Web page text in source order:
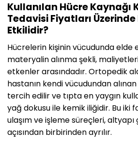
Kullanılan Hücre Kaynağı
Tedavisi Fiyatları
Etkilidir?
Hücrelerin kişinin vücudunda elde
materyalin alınma şekli,
etkenler arasındadır. Ortopedik
hastanın kendi vücudundan
tercih edilir ve tıpta en yaygın
yağ dokusu ile kemik iliğidir. Bu iki
ulaşım ve işleme süreçleri,
açısından birbirinden ayrılır.